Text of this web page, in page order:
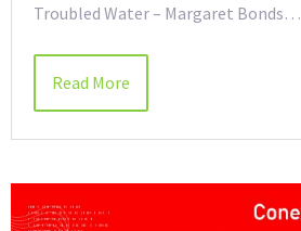
Troubled Water – Margaret Bonds…
Read More